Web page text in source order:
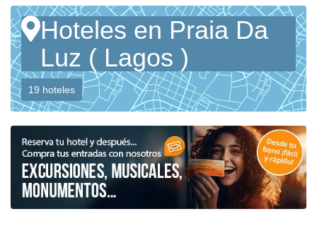
Hoteles en Praia Da
Luz ( Lagos )
19 hoteles